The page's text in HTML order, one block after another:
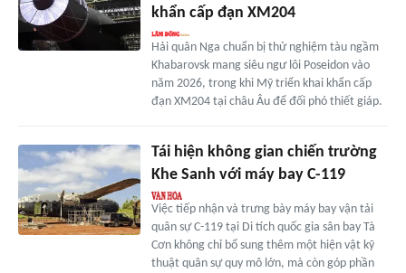
khẩn cấp đạn XM204
Hải quân Nga chuẩn bị thử nghiệm tàu ngầm
Khabarovsk mang siêu ngư lôi Poseidon vào
năm 2026, trong khi Mỹ triển khai khẩn cấp
đạn XM204 tại châu Âu để đối phó thiết giáp.
Tái hiện không gian chiến trường
Khe Sanh với máy bay C-119
Việc tiếp nhận và trưng bày máy bay vận tải
quân sự C-119 tại Di tích quốc gia sân bay Tà
Cơn không chỉ bổ sung thêm một hiện vật kỹ
thuật quân sự quy mô lớn, mà còn góp phần